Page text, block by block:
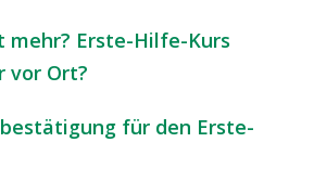
mehr? Erste-Hilfe-Kurs
vor Ort?
für den Erste-